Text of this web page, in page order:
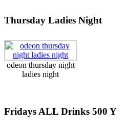
Thursday Ladies Night
odeon thursday night
ladies night
Fridays ALL Drinks 500 Y